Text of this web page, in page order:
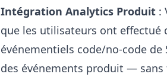
Intégration Analytics Produit :
que les utilisateurs ont effectué
événementiels code/no-code de
des événements produit —